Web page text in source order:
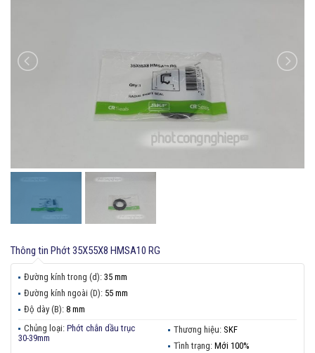
Thông tin Phớt 35X55X8 HMSA10 RG
Đường kính trong (d): 35 mm
Đường kính ngoài (D): 55 mm
Độ dày (B): 8 mm
Chủng loại: Phớt chắn dầu trục
30-39mm
Thương hiệu: SKF
Tình trạng: Mới 100%